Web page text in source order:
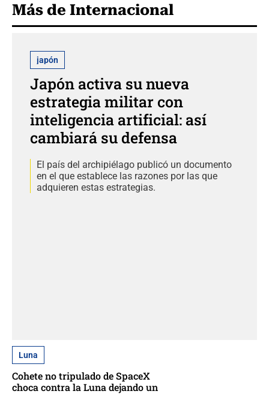
Más de Internacional
japón
Japón activa su nueva
estrategia militar con
inteligencia artificial: así
cambiará su defensa
El país del archipiélago publicó un documento
en el que establece las razones por las que
adquieren estas estrategias.
Luna
Cohete no tripulado de SpaceX
choca contra la Luna dejando un